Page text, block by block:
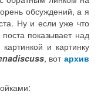
обсуждений, а я
Ну и если уже что
показывает над
и картинку
, вот архив